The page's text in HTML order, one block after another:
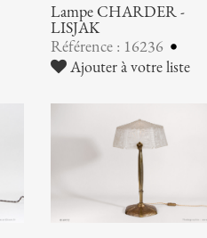
Lampe CHARDER -
LISJAK
Référence : 16236
Ajouter à votre liste